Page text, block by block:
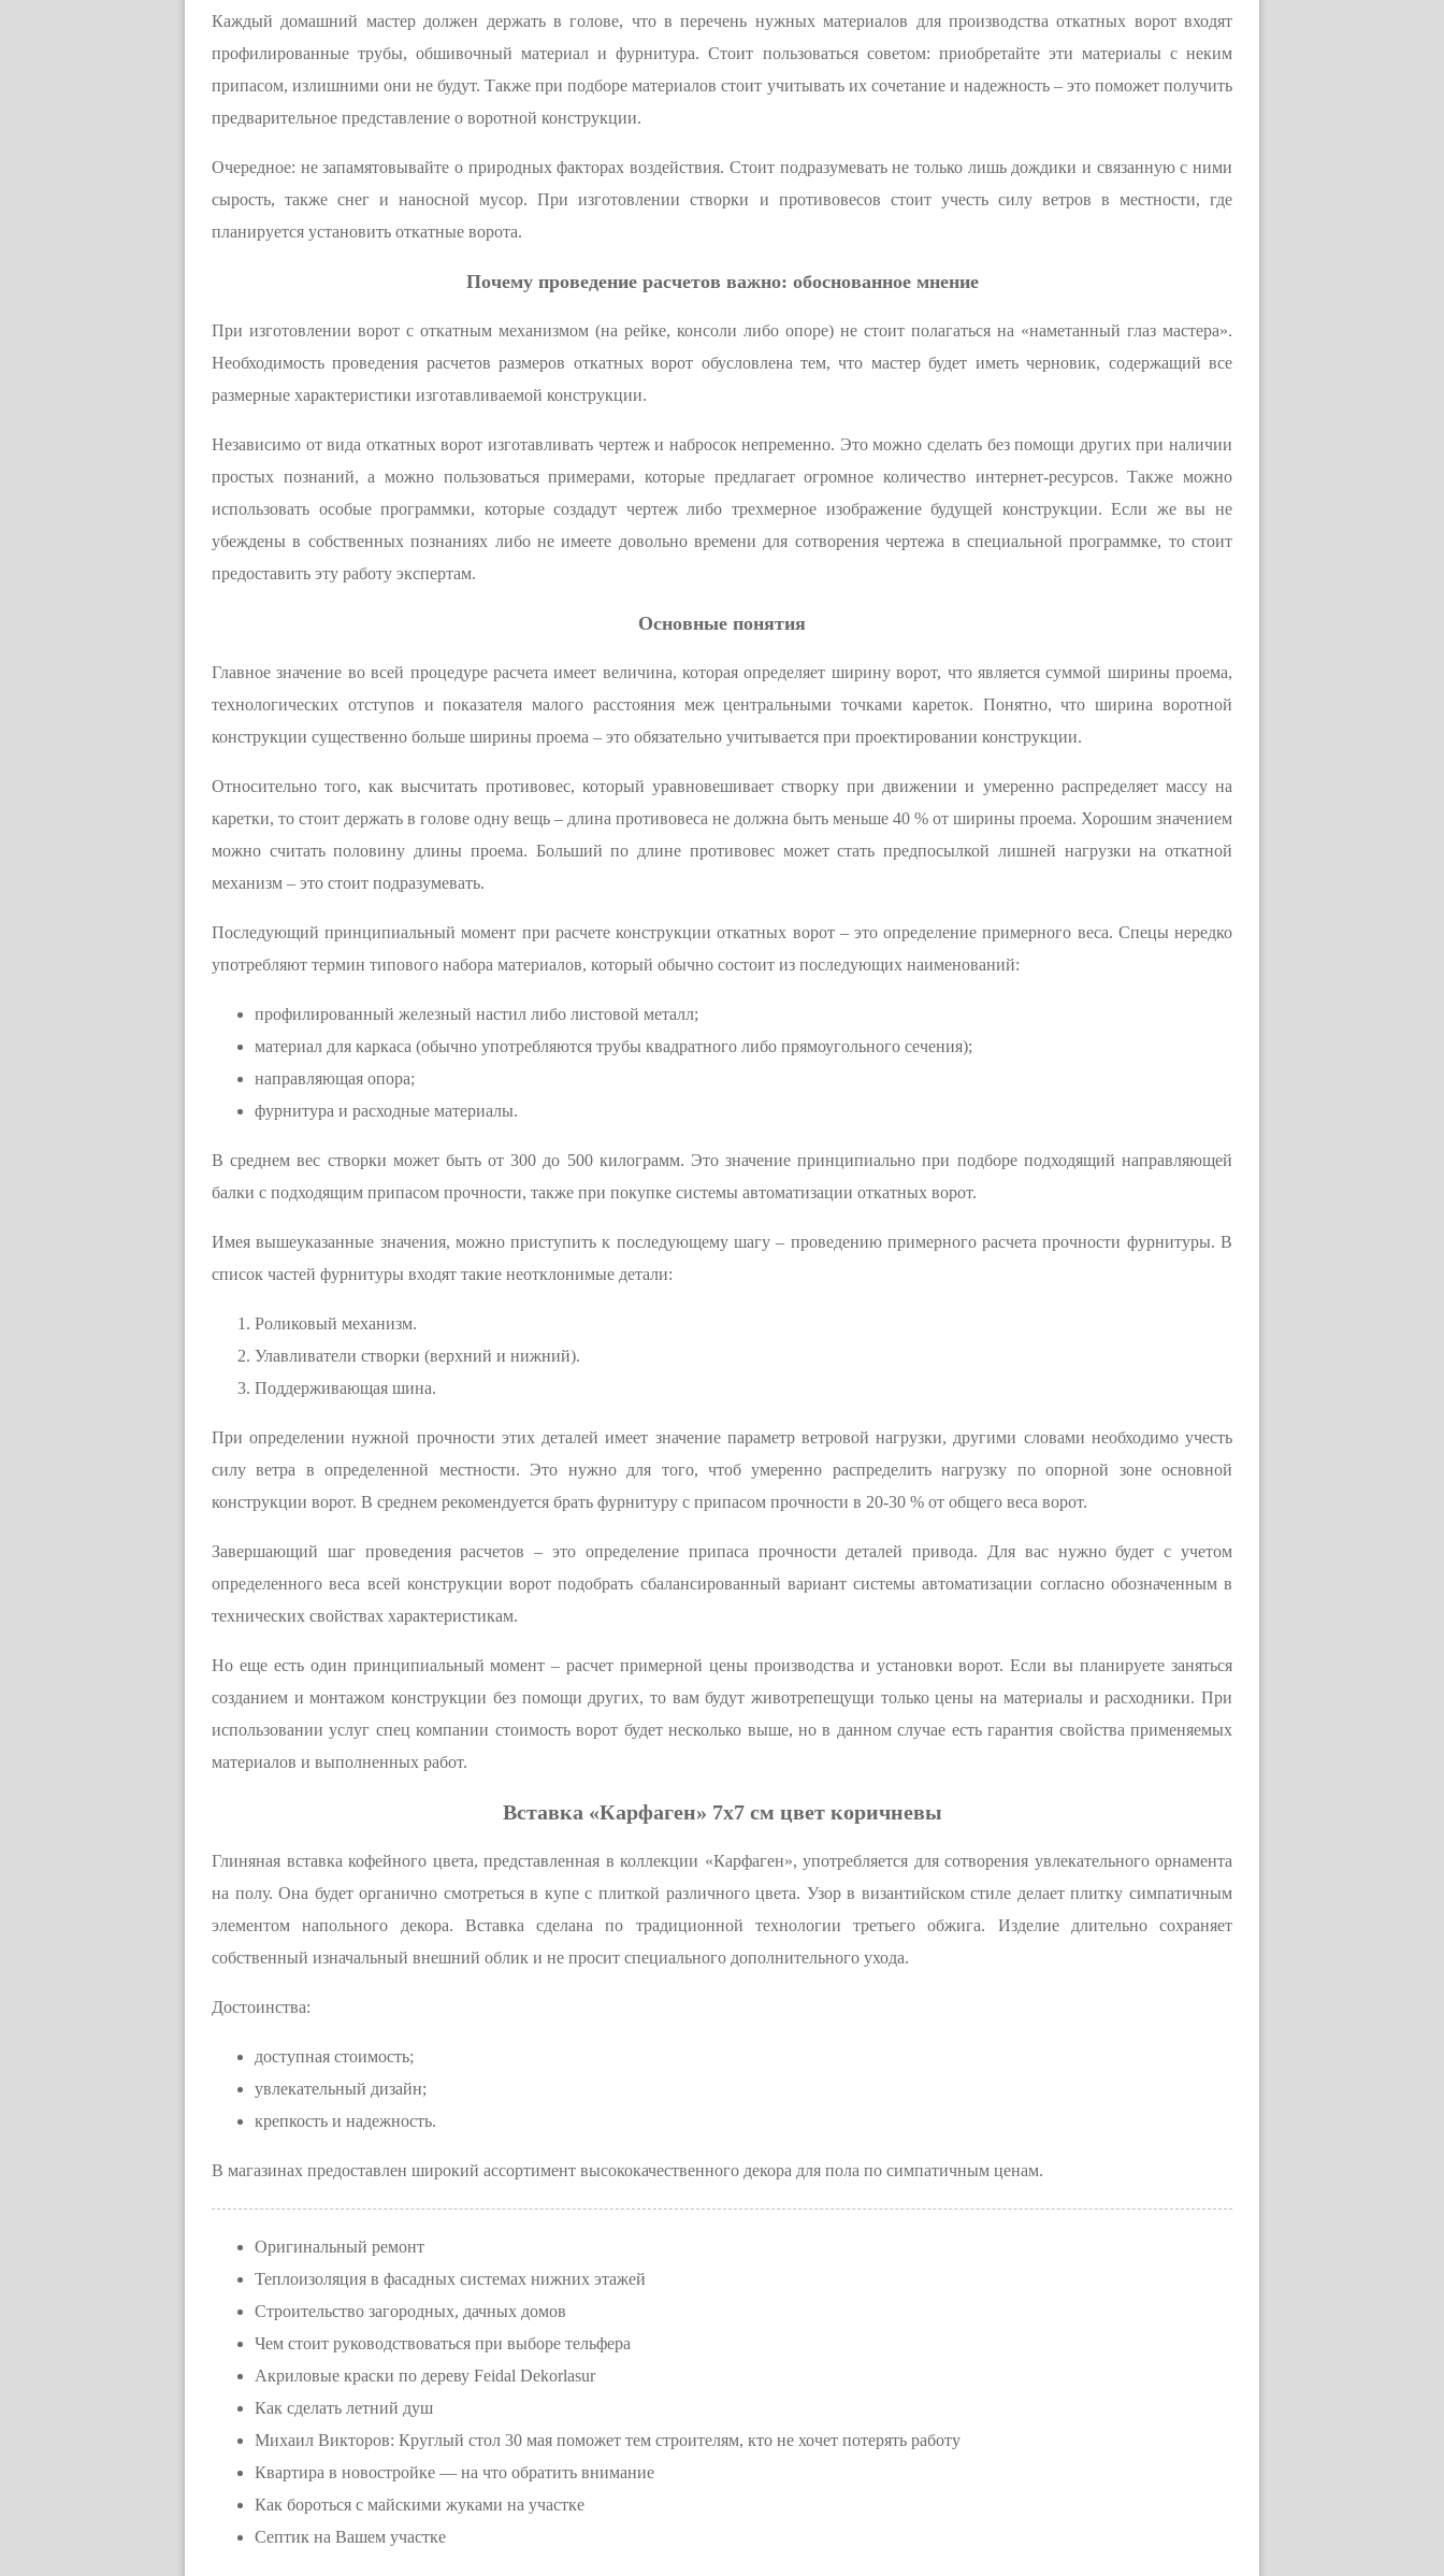
Каждый домашний мастер должен держать в голове, что в перечень нужных материалов для производства откатных ворот входят
профилированные трубы, обшивочный материал и фурнитура. Стоит пользоваться советом: приобретайте эти материалы с неким
припасом, излишними они не будут. Также при подборе материалов стоит учитывать их сочетание и надежность – это поможет получить
предварительное представление о воротной конструкции.
Очередное: не запамятовывайте о природных факторах воздействия. Стоит подразумевать не только лишь дождики и связанную с ними
сырость, также снег и наносной мусор. При изготовлении створки и противовесов стоит учесть силу ветров в местности, где
планируется установить откатные ворота.
Почему проведение расчетов важно: обоснованное мнение
При изготовлении ворот с откатным механизмом (на рейке, консоли либо опоре) не стоит полагаться на «наметанный глаз мастера».
Необходимость проведения расчетов размеров откатных ворот обусловлена тем, что мастер будет иметь черновик, содержащий все
размерные характеристики изготавливаемой конструкции.
Независимо от вида откатных ворот изготавливать чертеж и набросок непременно. Это можно сделать без помощи других при наличии
простых познаний, а можно пользоваться примерами, которые предлагает огромное количество интернет-ресурсов. Также можно
использовать особые программки, которые создадут чертеж либо трехмерное изображение будущей конструкции. Если же вы не
убеждены в собственных познаниях либо не имеете довольно времени для сотворения чертежа в специальной программке, то стоит
предоставить эту работу экспертам.
Основные понятия
Главное значение во всей процедуре расчета имеет величина, которая определяет ширину ворот, что является суммой ширины проема,
технологических отступов и показателя малого расстояния меж центральными точками кареток. Понятно, что ширина воротной
конструкции существенно больше ширины проема – это обязательно учитывается при проектировании конструкции.
Относительно того, как высчитать противовес, который уравновешивает створку при движении и умеренно распределяет массу на
каретки, то стоит держать в голове одну вещь – длина противовеса не должна быть меньше 40 % от ширины проема. Хорошим значением
можно считать половину длины проема. Больший по длине противовес может стать предпосылкой лишней нагрузки на откатной
механизм – это стоит подразумевать.
Последующий принципиальный момент при расчете конструкции откатных ворот – это определение примерного веса. Спецы нередко
употребляют термин типового набора материалов, который обычно состоит из последующих наименований:
профилированный железный настил либо листовой металл;
материал для каркаса (обычно употребляются трубы квадратного либо прямоугольного сечения);
направляющая опора;
фурнитура и расходные материалы.
В среднем вес створки может быть от 300 до 500 килограмм. Это значение принципиально при подборе подходящий направляющей
балки с подходящим припасом прочности, также при покупке системы автоматизации откатных ворот.
Имея вышеуказанные значения, можно приступить к последующему шагу – проведению примерного расчета прочности фурнитуры. В
список частей фурнитуры входят такие неотклонимые детали:
Роликовый механизм.
Улавливатели створки (верхний и нижний).
Поддерживающая шина.
При определении нужной прочности этих деталей имеет значение параметр ветровой нагрузки, другими словами необходимо учесть
силу ветра в определенной местности. Это нужно для того, чтоб умеренно распределить нагрузку по опорной зоне основной
конструкции ворот. В среднем рекомендуется брать фурнитуру с припасом прочности в 20-30 % от общего веса ворот.
Завершающий шаг проведения расчетов – это определение припаса прочности деталей привода. Для вас нужно будет с учетом
определенного веса всей конструкции ворот подобрать сбалансированный вариант системы автоматизации согласно обозначенным в
технических свойствах характеристикам.
Но еще есть один принципиальный момент – расчет примерной цены производства и установки ворот. Если вы планируете заняться
созданием и монтажом конструкции без помощи других, то вам будут животрепещущи только цены на материалы и расходники. При
использовании услуг спец компании стоимость ворот будет несколько выше, но в данном случае есть гарантия свойства применяемых
материалов и выполненных работ.
Вставка «Карфаген» 7х7 см цвет коричневы
Глиняная вставка кофейного цвета, представленная в коллекции «Карфаген», употребляется для сотворения увлекательного орнамента
на полу. Она будет органично смотреться в купе с плиткой различного цвета. Узор в византийском стиле делает плитку симпатичным
элементом напольного декора. Вставка сделана по традиционной технологии третьего обжига. Изделие длительно сохраняет
собственный изначальный внешний облик и не просит специального дополнительного ухода.
Достоинства:
доступная стоимость;
увлекательный дизайн;
крепкость и надежность.
В магазинах предоставлен широкий ассортимент высококачественного декора для пола по симпатичным ценам.
Оригинальный ремонт
Теплоизоляция в фасадных системах нижних этажей
Строительство загородных, дачных домов
Чем стоит руководствоваться при выборе тельфера
Акриловые краски по дереву Feidal Dekorlasur
Как сделать летний душ
Михаил Викторов: Круглый стол 30 мая поможет тем строителям, кто не хочет потерять работу
Квартира в новостройке — на что обратить внимание
Как бороться с майскими жуками на участке
Септик на Вашем участке